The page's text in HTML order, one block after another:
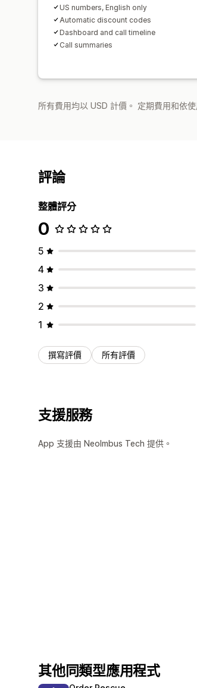
US numbers, English only
Automatic discount codes
Dashboard and call timeline
Call summaries
所有費用均以 USD 計價。 定期費用和依
評論
整體評分
0
5
4
3
2
1
撰寫評價 所有評價
支援服務
App 支援由 NeoImbus Tech 提供。
其他同類型應用程式